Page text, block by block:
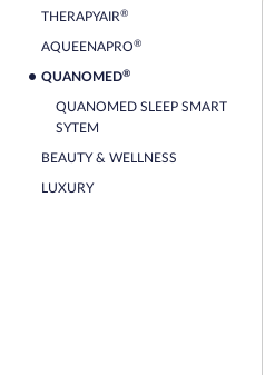
THERAPYAIR®
AQUEENAPRO®
QUANOMED®
QUANOMED SLEEP SMART
SYTEM
BEAUTY & WELLNESS
LUXURY